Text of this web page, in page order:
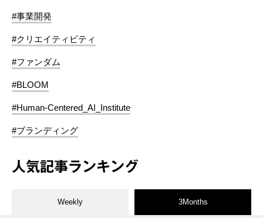
#事業開発
#クリエイティビティ
#ファンダム
#BLOOM
#Human-Centered_AI_Institute
#ブランディング
人気記事ランキング
Weekly 3Months